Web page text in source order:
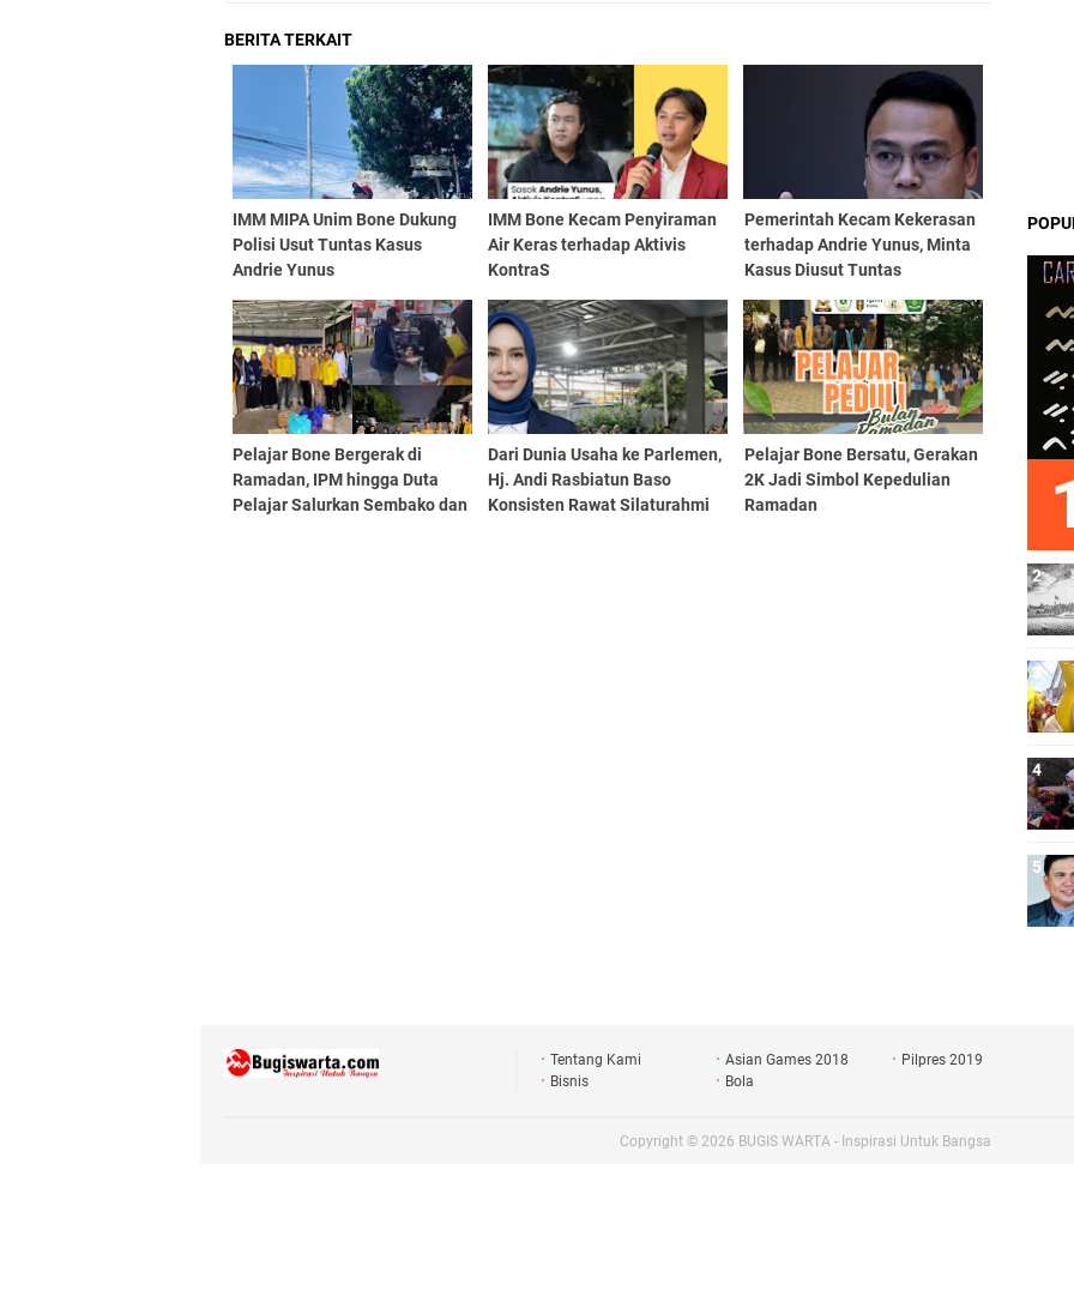
BERITA TERKAIT
IMM MIPA Unim Bone Dukung
Polisi Usut Tuntas Kasus
Andrie Yunus
IMM Bone Kecam Penyiraman
Air Keras terhadap Aktivis
KontraS
Pemerintah Kecam Kekerasan
terhadap Andrie Yunus, Minta
Kasus Diusut Tuntas
Pelajar Bone Bergerak di
Ramadan, IPM hingga Duta
Pelajar Salurkan Sembako dan
Dari Dunia Usaha ke Parlemen,
Hj. Andi Rasbiatun Baso
Konsisten Rawat Silaturahmi
Pelajar Bone Bersatu, Gerakan
2K Jadi Simbol Kepedulian
Ramadan
Tentang Kami Asian Games 2018
Pilpres 2019
Bisnis
Bola
Copyright © 2026 BUGIS WARTA - Inspirasi Untuk Bangsa